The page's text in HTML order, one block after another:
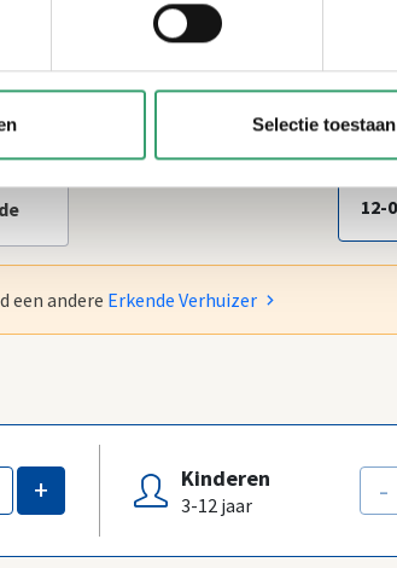
Selectie toestaan
een andere Erkende Verhuizer
+ Kinderen
3-12 jaar -